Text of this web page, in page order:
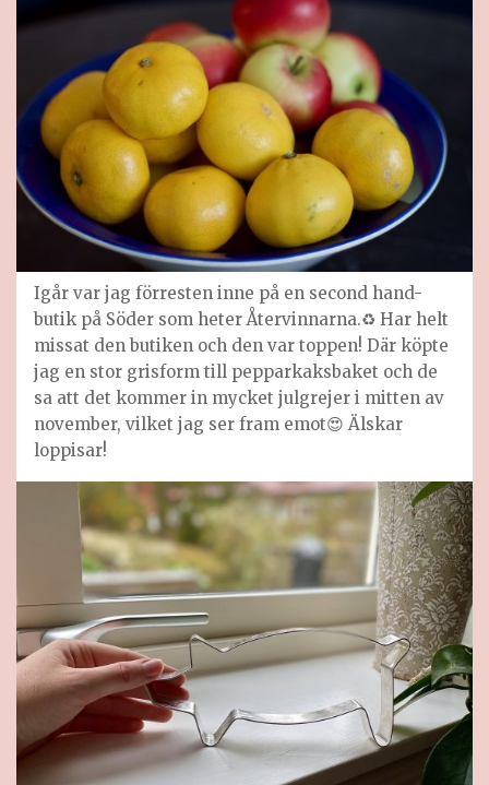
Igår var jag förresten inne på en second hand-
butik på Söder som heter Återvinnarna.♻️ Har helt
missat den butiken och den var toppen! Där köpte
jag en stor grisform till pepparkaksbaket och de
sa att det kommer in mycket julgrejer i mitten av
november, vilket jag ser fram emot😍 Älskar
loppisar!